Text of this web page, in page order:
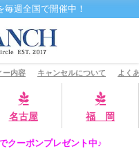
週全国で開催中！
ー内容 キャンセルについて よく
名古屋 福 岡
クーポンプレゼント中♪